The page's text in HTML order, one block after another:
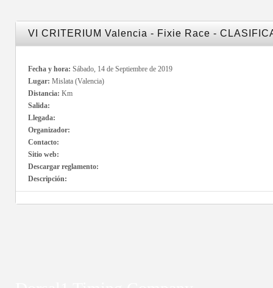
VI CRITERIUM Valencia - Fixie Race -
Fecha y hora: Sábado, 14 de Septiembre de 2019
Lugar: Mislata (Valencia)
Distancia: Km
Salida:
Llegada:
Organizador:
Contacto:
Sitio web:
Descargar reglamento:
Descripción: